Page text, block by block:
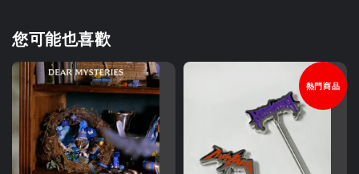
您可能也喜歡
熱門商品